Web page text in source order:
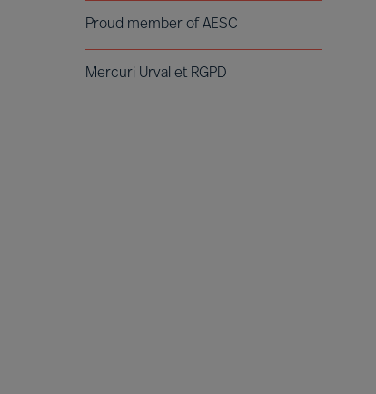
Proud member of AESC
Mercuri Urval et RGPD